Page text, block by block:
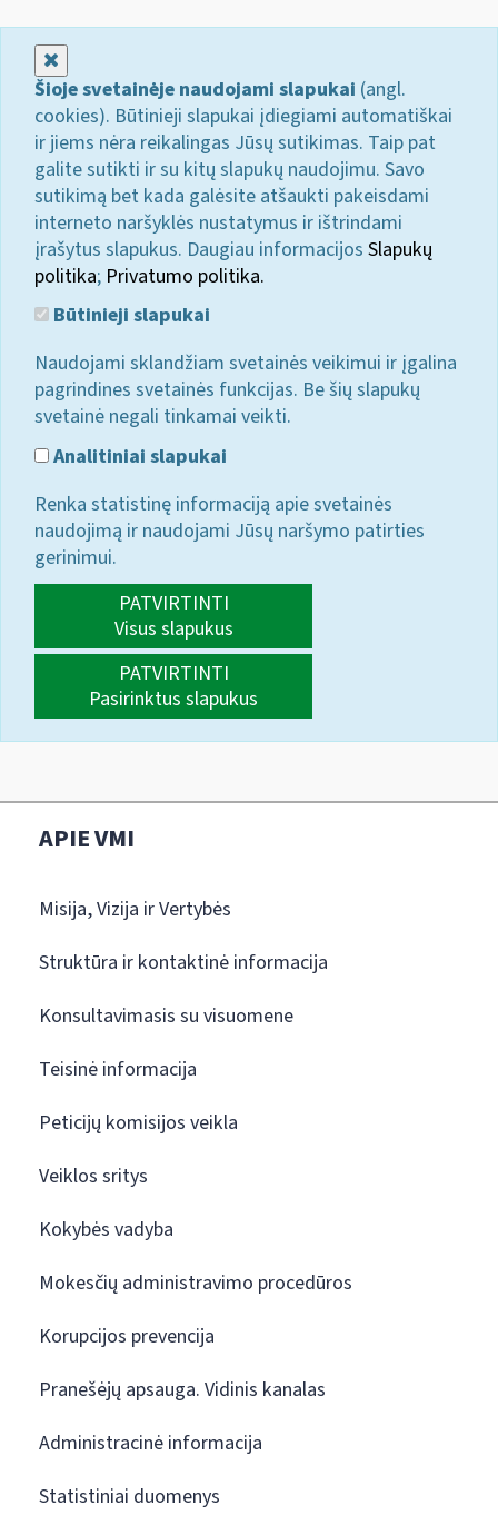
Šioje svetainėje naudojami slapukai (angl.
cookies). Būtinieji slapukai įdiegiami automatiškai
ir jiems nėra reikalingas Jūsų sutikimas. Taip pat
galite sutikti ir su kitų slapukų naudojimu. Savo
sutikimą bet kada galėsite atšaukti pakeisdami
interneto naršyklės nustatymus ir ištrindami
įrašytus slapukus. Daugiau informacijos Slapukų
politika; Privatumo politika.
Būtinieji slapukai
Naudojami sklandžiam svetainės veikimui ir įgalina
pagrindines svetainės funkcijas. Be šių slapukų
svetainė negali tinkamai veikti.
Analitiniai slapukai
Renka statistinę informaciją apie svetainės
naudojimą ir naudojami Jūsų naršymo patirties
gerinimui.
PATVIRTINTI
Visus slapukus
PATVIRTINTI
Pasirinktus slapukus
APIE VMI
Misija, Vizija ir Vertybės
Struktūra ir kontaktinė informacija
Konsultavimasis su visuomene
Teisinė informacija
Peticijų komisijos veikla
Veiklos sritys
Kokybės vadyba
Mokesčių administravimo procedūros
Korupcijos prevencija
Pranešėjų apsauga. Vidinis kanalas
Administracinė informacija
Statistiniai duomenys